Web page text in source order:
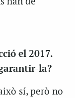
el 2017.
la?
sí, però no